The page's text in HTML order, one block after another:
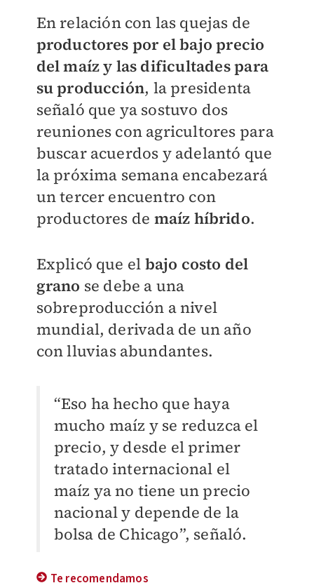
En relación con las quejas de
productores por el bajo precio
del maíz y las dificultades para
su producción, la presidenta
señaló que ya sostuvo dos
reuniones con agricultores para
buscar acuerdos y adelantó que
la próxima semana encabezará
un tercer encuentro con
productores de maíz híbrido.
Explicó que el bajo costo del
grano se debe a una
sobreproducción a nivel
mundial, derivada de un año
con lluvias abundantes.
“Eso ha hecho que haya
mucho maíz y se reduzca el
precio, y desde el primer
tratado internacional el
maíz ya no tiene un precio
nacional y depende de la
bolsa de Chicago”, señaló.
Te recomendamos